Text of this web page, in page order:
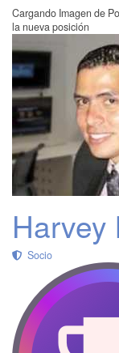
Cargando Imagen de
la nueva posición
Harvey
Socio